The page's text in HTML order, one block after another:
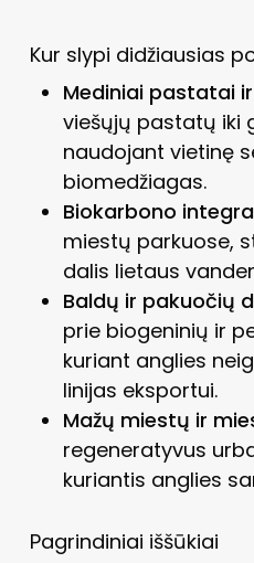
Kur slypi didžiausias
Mediniai pastatai
viešųjų pastatų iki
naudojant vietinę
biomedžiagas.
Biokarbono
miestų parkuose,
dalis lietaus
Baldų ir pakuočių
prie biogeninių ir
kuriant anglies
linijas eksportui.
Mažų miestų ir
regeneratyvus
kuriantis anglies
Pagrindiniai iššūkiai